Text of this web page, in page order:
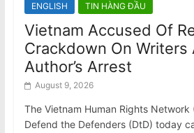
ENGLISH TIN HÀNG ĐẦU
Vietnam Accused Of
Crackdown On Writers
Author’s Arrest
August 9, 2026
The Vietnam Human Rights Network
Defend the Defenders (DtD) today